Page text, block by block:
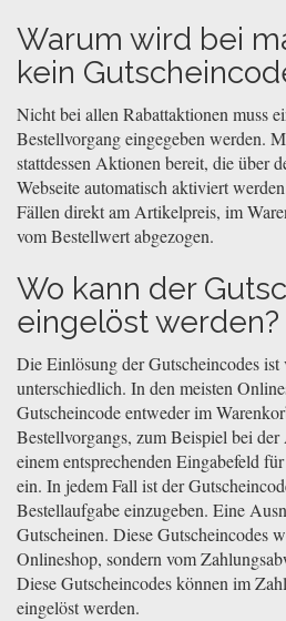
Warum wird bei
kein
Nicht bei allen Rabattaktionen muss
Bestellvorgang eingegeben werden.
stattdessen Aktionen bereit, die über
Webseite automatisch aktiviert
Fällen direkt am Artikelpreis, im
vom Bestellwert abgezogen.
Wo kann der
eingelöst werden?
Die Einlösung der Gutscheincodes ist
unterschiedlich. In den meisten
Gutscheincode entweder im
Bestellvorgangs, zum Beispiel bei
einem entsprechenden Eingabefeld
ein. In jedem Fall ist der
Bestellaufgabe einzugeben. Eine
Gutscheinen. Diese Gutscheincodes
Onlineshop, sondern vom
Diese Gutscheincodes können im
eingelöst werden.